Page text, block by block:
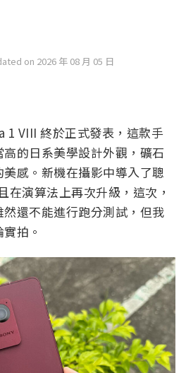
on 2026 年 08 月 05 日
VIII 終於正式發表，這款手
的日系美學設計外觀，礦石
感。新機在攝影中導入了聰
在演算法上再次升級，這次，
還不能進行跑分測試，但我
拍。